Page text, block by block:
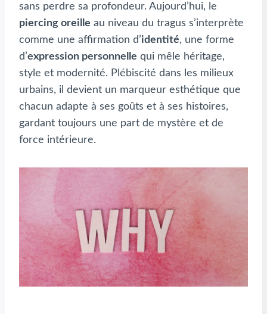
sans perdre sa profondeur. Aujourd’hui, le
piercing oreille au niveau du tragus s’interprète
comme une affirmation d’identité, une forme
d’expression personnelle qui mêle héritage,
style et modernité. Plébiscité dans les milieux
urbains, il devient un marqueur esthétique que
chacun adapte à ses goûts et à ses histoires,
gardant toujours une part de mystère et de
force intérieure.